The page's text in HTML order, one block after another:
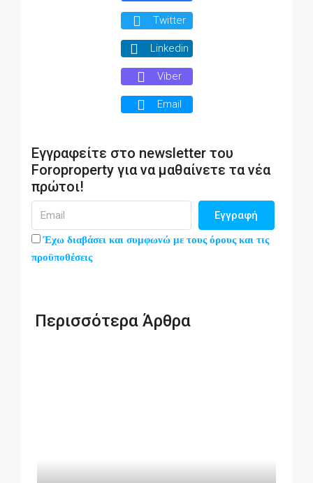
Twitter
Linkedin
Viber
Email
Εγγραφείτε στο newsletter του
Foroproperty για να μαθαίνετε τα νέα
πρώτοι!
Εγγραφή
Έχω διαβάσει και συμφωνώ με τους όρους και τις
προϋποθέσεις
Περισσότερα Άρθρα